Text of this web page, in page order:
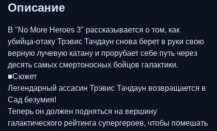
Описание
В "No More Heroes 3" рассказывается о том, как
убийца-отаку Трэвис Тачдаун снова берет в руки свою
верную лучевую катану и прорубает себе путь через
десять самых смертоносных бойцов галактики.
■Сюжет
Легендарный ассасин Трэвис Тачдаун возвращается в
Сад безумия!
Теперь он должен подняться на вершину
галактического рейтинга супергероев, чтобы помешать